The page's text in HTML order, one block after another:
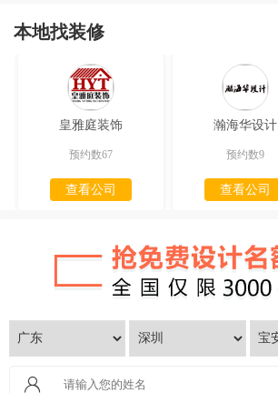
本地找装修
皇雅庭装饰
预约数67
查看公司
瀚海华设计
预约数9
查看公司